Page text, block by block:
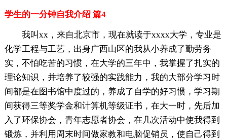
学生的一分钟自我介绍 篇4
我叫xx，来自北京市，现在就读于xxxx大学，专业是
化学工程与工艺，出身广西山区的我从小养成了勤劳务
实，不怕吃苦的习惯，在大学的三年中，我掌握了扎实的
理论知识，并培养了较强的实践能力，我的大部分学习时
间都是在图书馆中度过的，养成了自学的好习惯，学习期
间获得三等奖学金和计算机等级证书，在大一时，先后加
入了环保协会，青年志愿者协会，在几次活动中使我得到
锻炼，并利用周末时间做家教和电脑促销员，使自己得到